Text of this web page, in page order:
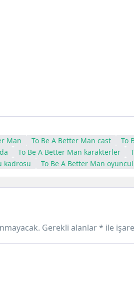
Man To Be A Better Man cast
To
To Be A Better Man karakterler
kadrosu
To Be A Better Man
Gerekli alanlar* ile